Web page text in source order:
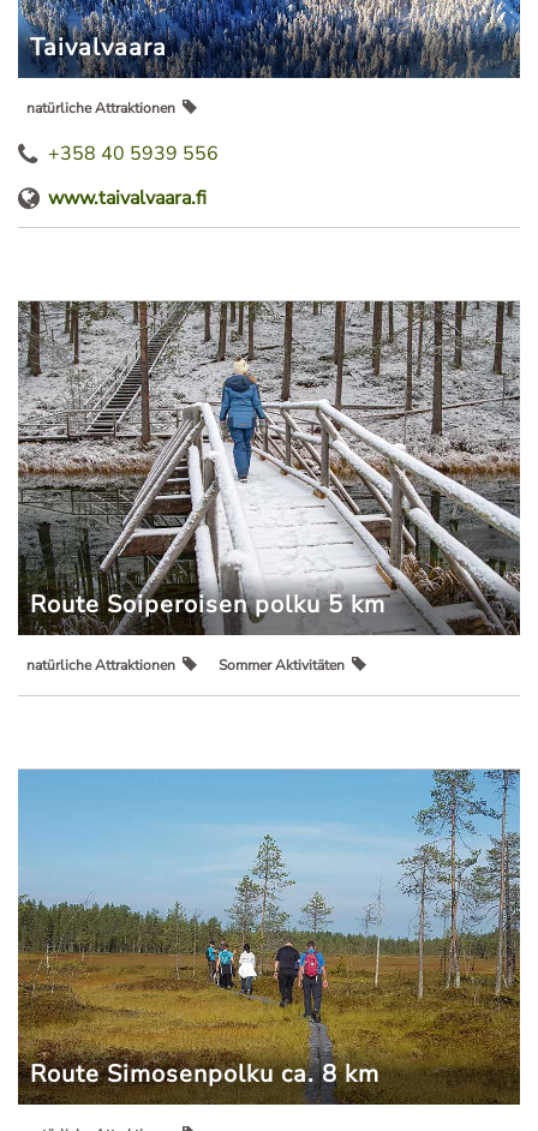
Taivalvaara
natürliche Attraktionen
+358 40 5939 556
www.taivalvaara.fi
Route Soiperoisen polku 5 km
natürliche Attraktionen Sommer Aktivitäten
Route Simosenpolku ca. 8 km